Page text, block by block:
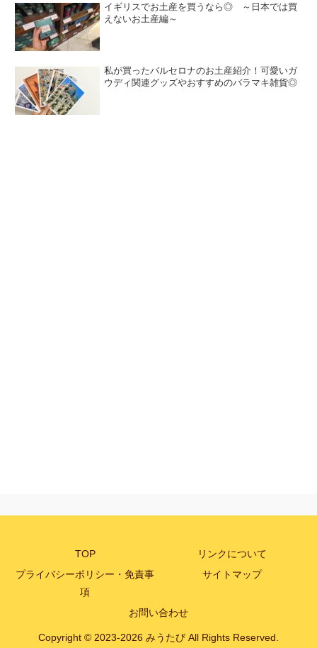
イギリスでお土産を買うなら◎ ～日本では買
えないお土産編～
私が買ったバルセロナのお土産紹介！可愛いガ
ウディ関連グッズやおすすめのバラマキ雑貨◎
TOP
リンクについて
プライバシーポリシー・免責事
項
サイトマップ
お問い合わせ
Copyright © 2023-2026 みうたび All Rights Reserved.